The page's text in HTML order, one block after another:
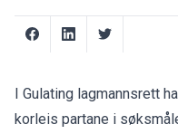
I Gulating lagmannsrett
korleis partane i